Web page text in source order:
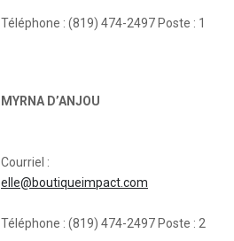
Téléphone : (819) 474-2497 Poste : 1
MYRNA D’ANJOU
Courriel :
elle@boutiqueimpact.com
Téléphone : (819) 474-2497 Poste : 2